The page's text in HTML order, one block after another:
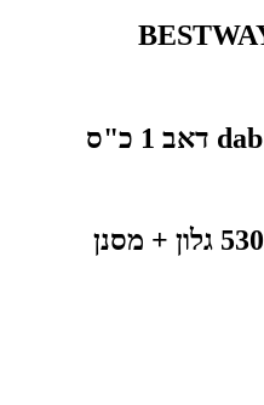
משאבת פילטר 530 גלון + מסנן